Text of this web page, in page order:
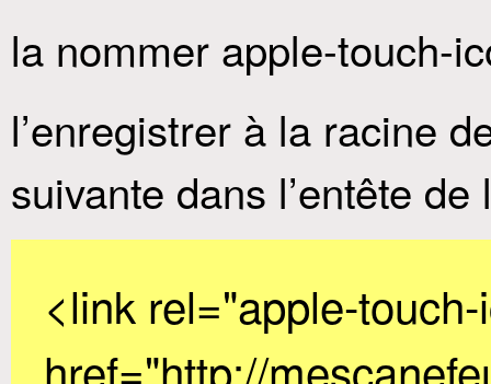
la nommer apple-touch-
l’enregistrer à la racine
suivante dans l’entête
<link rel="apple-
href="http://